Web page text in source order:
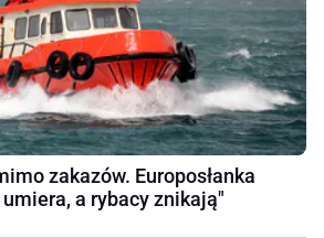
zakazów. Europosłanka
a rybacy znikają"